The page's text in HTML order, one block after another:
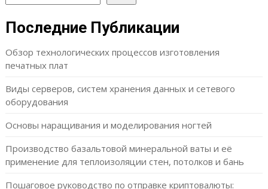
Последние Публикации
Обзор технологических процессов изготовления
печатных плат
Виды серверов, систем хранения данных и сетевого
оборудования
Основы наращивания и моделирования ногтей
Производство базальтовой минеральной ваты и её
применение для теплоизоляции стен, потолков и бань
Пошаговое руководство по отправке криптовалюты: